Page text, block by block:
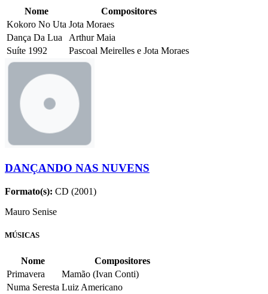
Nome
Compositores
Kokoro No Uta Jota Moraes
Dança Da Lua
Arthur Maia
Suíte 1992
Pascoal Meirelles e Jota Moraes
DANÇANDO NAS NUVENS
Formato(s): CD (2001)
Mauro Senise
MÚSICAS
Nome
Compositores
Primavera
Mamão (Ivan Conti)
Numa Seresta Luiz Americano